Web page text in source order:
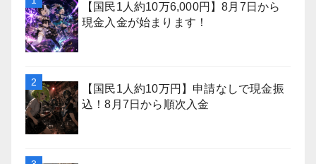
【国民1人約10万6,000円】8月7日から
現金入金が始まります！
【国民1人約10万円】申請なしで現金振
込！8月7日から順次入金